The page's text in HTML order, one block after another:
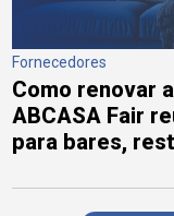
Fornecedores
Como renovar
ABCASA Fair
para bares,